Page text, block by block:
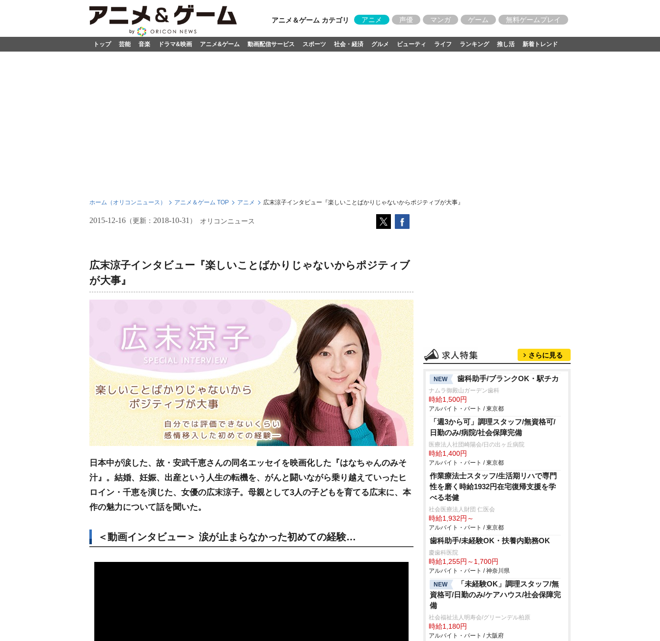
アニメ＆ゲーム カテゴリ アニメ 声優 マンガ ゲーム 無料ゲームプレイ
トップ 芸能 音楽 ドラマ&映画 アニメ&ゲーム 動画配信サービス スポーツ 社会・経済 グルメ ビューティ ライフ ランキング 推し活 新着トレンド
ホーム（オリコンニュース） アニメ＆ゲーム TOP アニメ 広末涼子インタビュー『楽しいことばかりじゃないからポジティブが大事』
2015-12-16 （更新： 2018-10-31 ） オリコンニュース
広末涼子インタビュー『楽しいことばかりじゃないからポジティブ
が大事』
日本中が涙した、故・安武千恵さんの同名エッセイを映画化した『はなちゃんのみそ
汁』。結婚、妊娠、出産という人生の転機を、がんと闘いながら乗り越えていったヒ
ロイン・千恵を演じた、女優の広末涼子。母親として3人の子どもを育てる広末に、本
作の魅力について話を聞いた。
＜動画インタビュー＞ 涙が止まらなかった初めての経験…
さらに見る
NEW 歯科助手/ブランクOK・駅チカ
ナムラ御殿山ガーデン歯科
時給1,500円
アルバイト・パート / 東京都
「週3から可」調理スタッフ/無資格可/
日勤のみ/病院/社会保障完備
医療法人社団崎陽会/日の出ヶ丘病院
時給1,400円
アルバイト・パート / 東京都
作業療法士スタッフ/生活期リハで専門
性を磨く時給1932円在宅復帰支援を学
べる老健
社会医療法人財団 仁医会
時給1,932円～
アルバイト・パート / 東京都
歯科助手/未経験OK・扶養内勤務OK
慶歯科医院
時給1,255円～1,700円
アルバイト・パート / 神奈川県
NEW
「未経験OK」調理スタッフ/無
資格可/日勤のみ/ケアハウス/社会保障完
備
社会福祉法人明寿会/グリーンデル柏原
時給1,180円
アルバイト・パート / 大阪府